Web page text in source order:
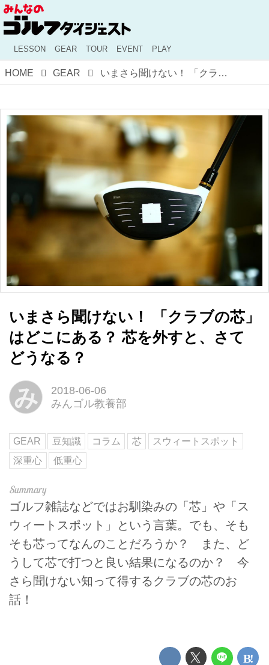
LESSON GEAR TOUR EVENT PLAY
HOME GEAR いまさら聞けない！ 「クラブの芯」はどこにある？ 芯を外すと、さてどうなる？
いまさら聞けない！ 「クラブの芯」
はどこにある？ 芯を外すと、さて
どうなる？
み
2018-06-06
みんゴル教養部
GEAR 豆知識 コラム 芯
スウィートスポット
深重心
低重心
ゴルフ雑誌などではお馴染みの「芯」や「ス
ウィートスポット」という言葉。でも、そも
そも芯ってなんのことだろうか？ また、ど
うして芯で打つと良い結果になるのか？ 今
さら聞けない知って得するクラブの芯のお
話！